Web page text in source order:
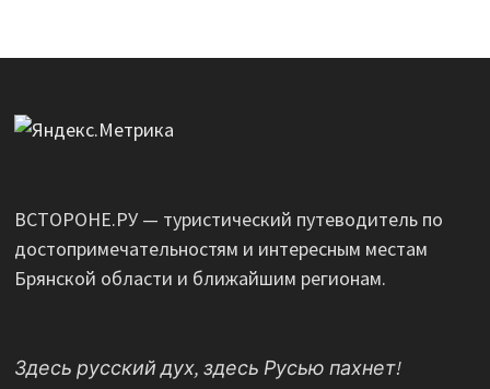
ВСТОРОНЕ.РУ — туристический путеводитель по
достопримечательностям и интересным местам
Брянской области и ближайшим регионам.
Здесь русский дух, здесь Русью пахнет!